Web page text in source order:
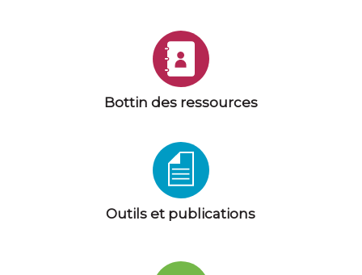
Bottin des ressources
Outils et publications